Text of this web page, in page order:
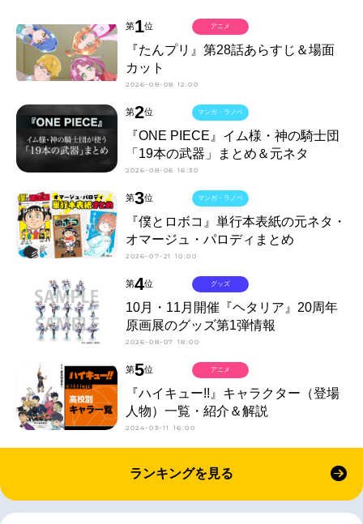
第1位
『たんプリ』第28話あらすじ＆場面
カット
2026-08-08 12:00
アニメ
第2位
『ONE PIECE』イム様・神の騎士団
「19本の武器」まとめ＆元ネタ
2026-08-06 16:30
マンガ・ラノベ
第3位
『僕とロボコ』単行本表紙の元ネタ・
オマージュ・パロディまとめ
2026-07-21 10:00
マンガ・ラノベ
第4位
10月・11月開催『ヘタリア』20周年
原画展のグッズ第1弾情報
2026-08-07 18:00
グッズ
第5位
『ハイキュー!!』キャラクター（登場
人物）一覧・紹介＆解説
2024-03-11 16:00
アニメ
ランキングを見る